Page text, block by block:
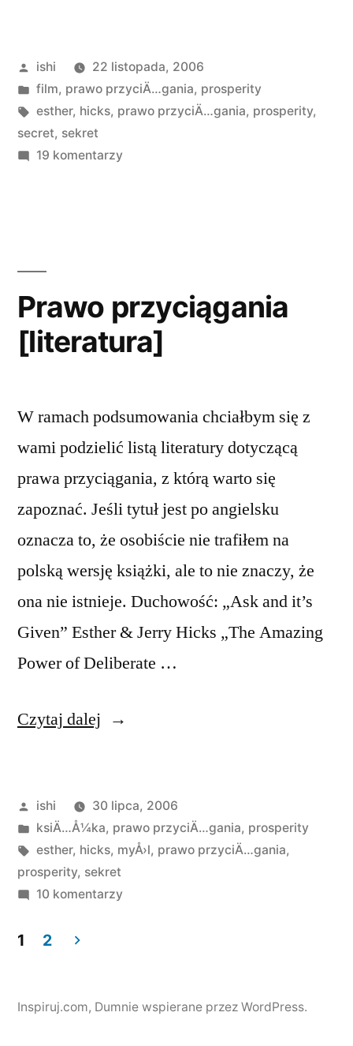
filmie
„The
Opublikowane
przez
ishi
22 listopada, 2006
Opublikowano
w
film, prawo przyciÄ…gania, prosperity
Tagi:
esther, hicks, prawo przyciÄ…gania, prosperity,
secret, sekret
19 komentarzydo
Prawo przyciągania
[literatura]
W ramach podsumowania chciałbym się z
wami podzielić listą literatury dotyczącą
prawa przyciągania, z którą warto się
zapoznać. Jeśli tytuł jest po angielsku
oznacza to, że osobiście nie trafiłem na
polską wersję książki, ale to nie znaczy, że
ona nie istnieje. Duchowość: „Ask and it’s
Given” Esther & Jerry Hicks „The Amazing
Power of Deliberate …
Czytaj dalej „Prawo
Opublikowane
przez
ishi
30 lipca, 2006
Opublikowano
w
ksiÄ…Å¼ka, prawo przyciÄ…gania, prosperity
Tagi:
esther, hicks, myÅ›l, prawo przyciÄ…gania,
prosperity, sekret
10 komentarzydo
wpisów
1 2
Inspiruj.com, Dumnie wspierane przez WordPress.